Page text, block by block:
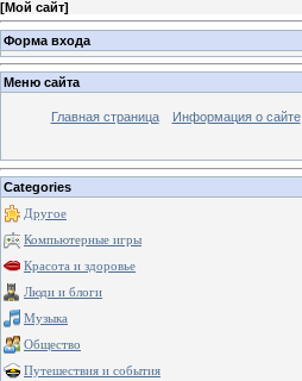
[Мой сайт]
Форма входа
Меню сайта
Главная страница Информация о сайте
Categories
Другое
Компьютерные игры
Красота и здоровье
Люди и блоги
Музыка
Общество
Путешествия и события